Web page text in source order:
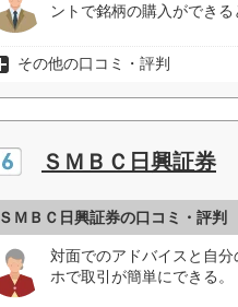
ントで銘柄の購入ができる
その他の口コミ・評判
ＳＭＢＣ日興証券
ＳＭＢＣ日興証券の口コミ・評判
対面でのアドバイスと自
ホで取引が簡単にできる。